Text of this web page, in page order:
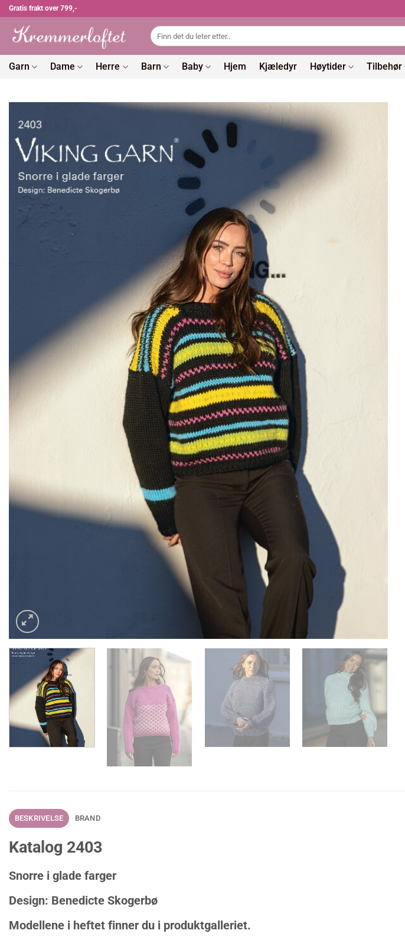
Skip
content
Gratis frakt over 799,-
Søk
etter:
Garn Dame Herre Barn Baby Hjem Kjæledyr Høytider Tilbehør
BESKRIVELSE BRAND
Katalog 2403
Snorre i glade farger
Design: Benedicte Skogerbø
Modellene i heftet finner du i produktgalleriet.